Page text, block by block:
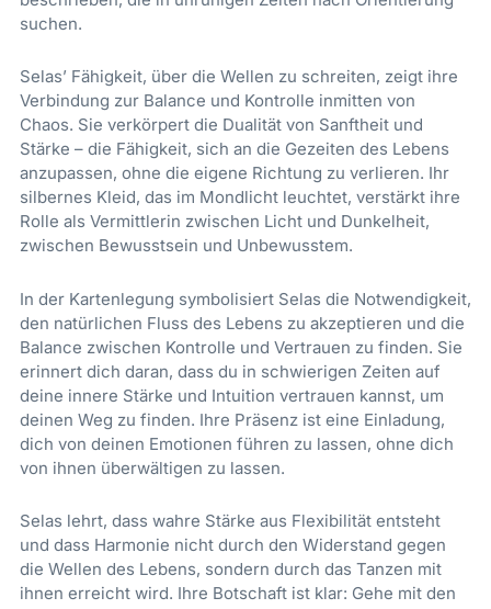
suchen.
Selas’ Fähigkeit, über die Wellen zu schreiten, zeigt ihre
Verbindung zur Balance und Kontrolle inmitten von
Chaos. Sie verkörpert die Dualität von Sanftheit und
Stärke – die Fähigkeit, sich an die Gezeiten des Lebens
anzupassen, ohne die eigene Richtung zu verlieren. Ihr
silbernes Kleid, das im Mondlicht leuchtet, verstärkt ihre
Rolle als Vermittlerin zwischen Licht und Dunkelheit,
zwischen Bewusstsein und Unbewusstem.
In der Kartenlegung symbolisiert Selas die Notwendigkeit,
den natürlichen Fluss des Lebens zu akzeptieren und die
Balance zwischen Kontrolle und Vertrauen zu finden. Sie
erinnert dich daran, dass du in schwierigen Zeiten auf
deine innere Stärke und Intuition vertrauen kannst, um
deinen Weg zu finden. Ihre Präsenz ist eine Einladung,
dich von deinen Emotionen führen zu lassen, ohne dich
von ihnen überwältigen zu lassen.
Selas lehrt, dass wahre Stärke aus Flexibilität entsteht
und dass Harmonie nicht durch den Widerstand gegen
die Wellen des Lebens, sondern durch das Tanzen mit
ihnen erreicht wird. Ihre Botschaft ist klar: Gehe mit den